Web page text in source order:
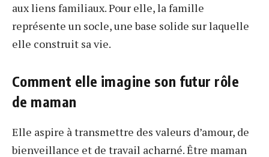
aux liens familiaux. Pour elle, la famille
représente un socle, une base solide sur laquelle
elle construit sa vie.
Comment elle imagine son futur rôle
de maman
Elle aspire à transmettre des valeurs d’amour, de
bienveillance et de travail acharné. Être maman